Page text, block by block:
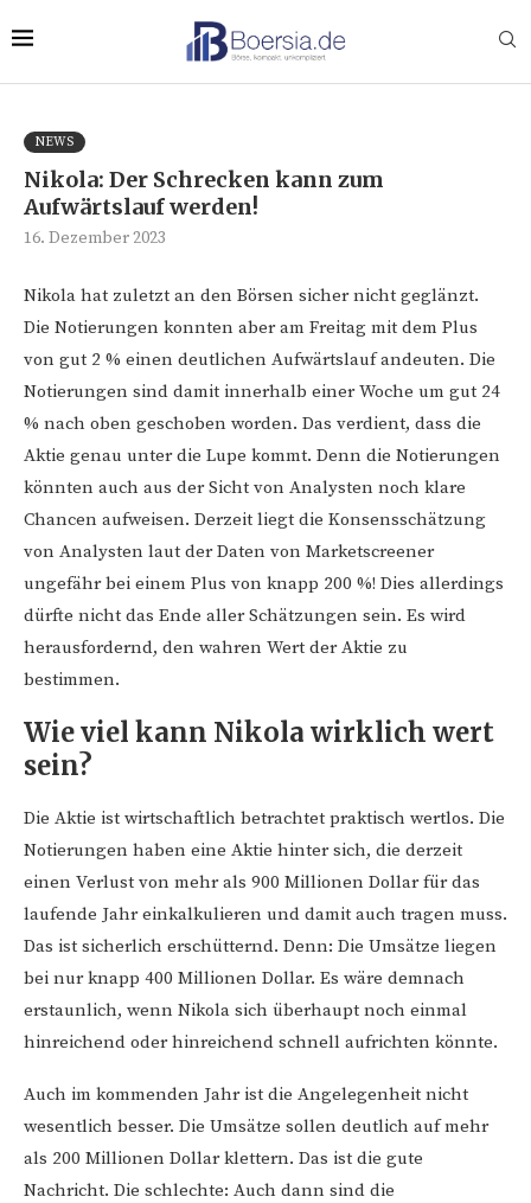
NEWS
Nikola: Der Schrecken kann zum
Aufwärtslauf werden!
16. Dezember 2023
Nikola hat zuletzt an den Börsen sicher nicht geglänzt.
Die Notierungen konnten aber am Freitag mit dem Plus
von gut 2 % einen deutlichen Aufwärtslauf andeuten. Die
Notierungen sind damit innerhalb einer Woche um gut 24
% nach oben geschoben worden. Das verdient, dass die
Aktie genau unter die Lupe kommt. Denn die Notierungen
könnten auch aus der Sicht von Analysten noch klare
Chancen aufweisen. Derzeit liegt die Konsensschätzung
von Analysten laut der Daten von Marketscreener
ungefähr bei einem Plus von knapp 200 %! Dies allerdings
dürfte nicht das Ende aller Schätzungen sein. Es wird
herausfordernd, den wahren Wert der Aktie zu
bestimmen.
Wie viel kann Nikola wirklich wert
sein?
Die Aktie ist wirtschaftlich betrachtet praktisch wertlos. Die
Notierungen haben eine Aktie hinter sich, die derzeit
einen Verlust von mehr als 900 Millionen Dollar für das
laufende Jahr einkalkulieren und damit auch tragen muss.
Das ist sicherlich erschütternd. Denn: Die Umsätze liegen
bei nur knapp 400 Millionen Dollar. Es wäre demnach
erstaunlich, wenn Nikola sich überhaupt noch einmal
hinreichend oder hinreichend schnell aufrichten könnte.
Auch im kommenden Jahr ist die Angelegenheit nicht
wesentlich besser. Die Umsätze sollen deutlich auf mehr
als 200 Millionen Dollar klettern. Das ist die gute
Nachricht. Die schlechte: Auch dann sind die